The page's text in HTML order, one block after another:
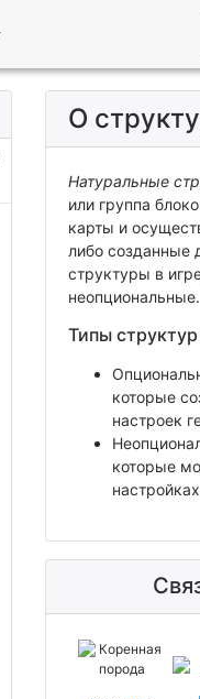
О
Натуральные
или группа
карты и
либо созданные
структуры в
неопциональные.
Типы
которые
настроек
которые